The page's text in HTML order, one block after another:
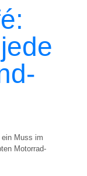
Muss im
Motorrad-